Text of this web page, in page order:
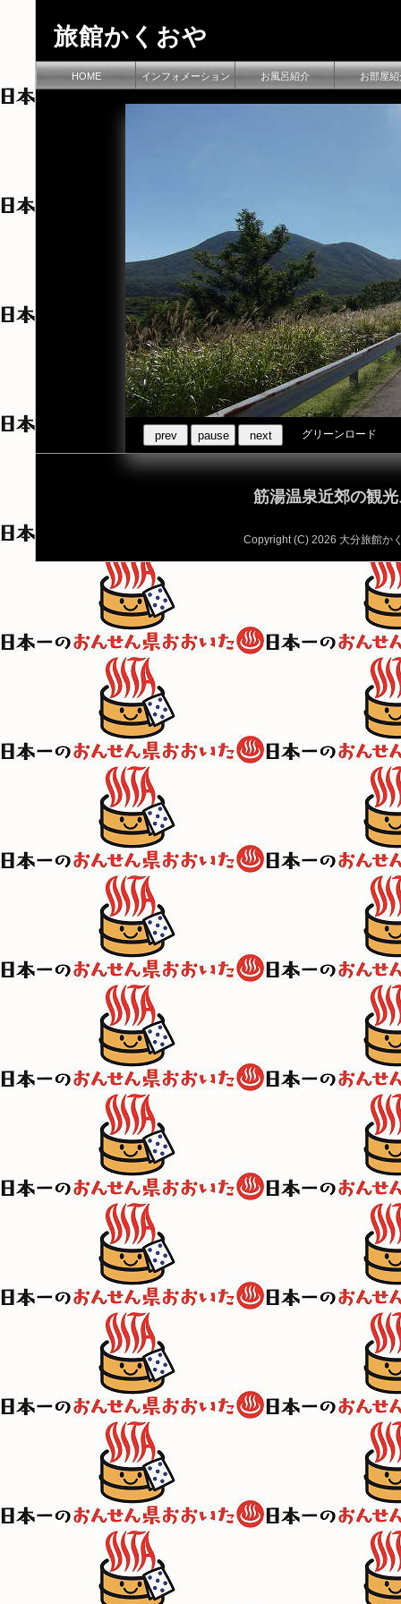
旅館かくおや
HOME インフォメーション お風呂紹介 お部屋紹
prev pause next グリーンロード
筋湯温泉近郊の観
Copyright (C) 2026 大分旅館